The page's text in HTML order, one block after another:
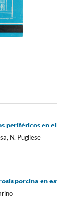
periféricos en
N. Pugliese
porcina en